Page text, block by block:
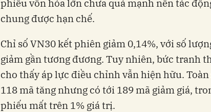
phiếu vốn hóa lớn chưa quá mạnh nên tác
chung được hạn chế.
Chỉ số VN30 kết phiên giảm 0,14%, với số
giảm gần tương đương. Tuy nhiên, bức tranh
cho thấy áp lực điều chỉnh vẫn hiện hữu. Toàn
118 mã tăng nhưng có tới 189 mã giảm giá,
phiếu mất trên 1% giá trị.